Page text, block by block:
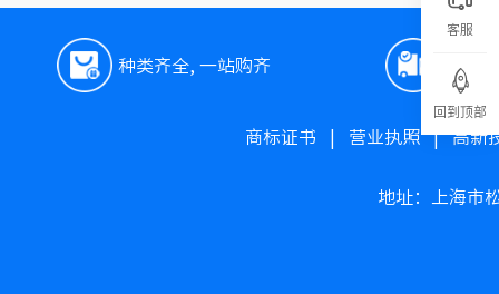
种类齐全, 一站购齐 极速
商标证书 营业执照|高新
地址：上海市
客服
回到顶部